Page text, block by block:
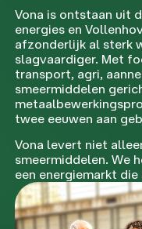
Vona is ontstaan uit
energies en
afzonderlijk al sterk
slagvaardiger. Met
transport, agri,
smeermiddelen
twee eeuwen aan
Vona levert niet
smeermiddelen. We
een energiemarkt